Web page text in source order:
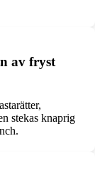
av fryst
stekas knaprig